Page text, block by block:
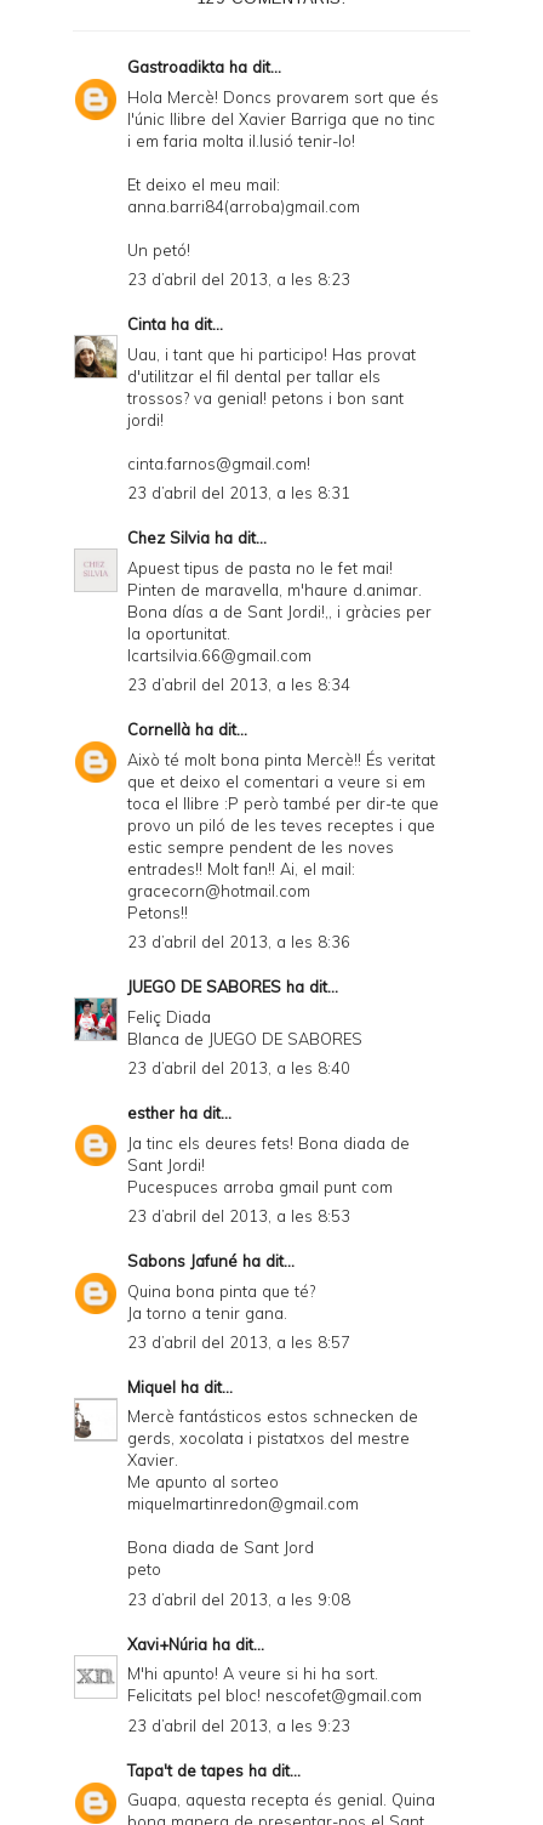
i
n
l
n
D
Gastroadikta ha dit...
Hola Mercè! Doncs provarem sort que és
l'únic llibre del Xavier Barriga que no tinc
i em faria molta il.lusió tenir-lo!
Et deixo el meu mail:
anna.barri84(arroba)gmail.com
Un petó!
23 d’abril del 2013, a les 8:23
Cinta ha dit...
Uau, i tant que hi participo! Has provat
d'utilitzar el fil dental per tallar els
trossos? va genial! petons i bon sant
jordi!
cinta.farnos@gmail.com!
23 d’abril del 2013, a les 8:31
Chez Silvia ha dit...
Apuest tipus de pasta no le fet mai!
Pinten de maravella, m'haure d.animar.
Bona días a de Sant Jordi!,, i gràcies per
la oportunitat.
Icartsilvia.66@gmail.com
23 d’abril del 2013, a les 8:34
Cornellà ha dit...
Això té molt bona pinta Mercè!! És veritat
que et deixo el comentari a veure si em
toca el llibre :P però també per dir-te que
provo un piló de les teves receptes i que
estic sempre pendent de les noves
entrades!! Molt fan!! Ai, el mail:
gracecorn@hotmail.com
Petons!!
23 d’abril del 2013, a les 8:36
JUEGO DE SABORES ha dit...
Feliç Diada
Blanca de JUEGO DE SABORES
23 d’abril del 2013, a les 8:40
esther ha dit...
Ja tinc els deures fets! Bona diada de
Sant Jordi!
Pucespuces arroba gmail punt com
23 d’abril del 2013, a les 8:53
Sabons Jafuné ha dit...
Quina bona pinta que té?
Ja torno a tenir gana.
23 d’abril del 2013, a les 8:57
Miquel ha dit...
Mercè fantásticos estos schnecken de
gerds, xocolata i pistatxos del mestre
Xavier.
Me apunto al sorteo
miquelmartinredon@gmail.com
Bona diada de Sant Jord
peto
23 d’abril del 2013, a les 9:08
Xavi+Núria ha dit...
M'hi apunto! A veure si hi ha sort.
Felicitats pel bloc! nescofet@gmail.com
23 d’abril del 2013, a les 9:23
Tapa't de tapes ha dit...
Guapa, aquesta recepta és genial. Quina